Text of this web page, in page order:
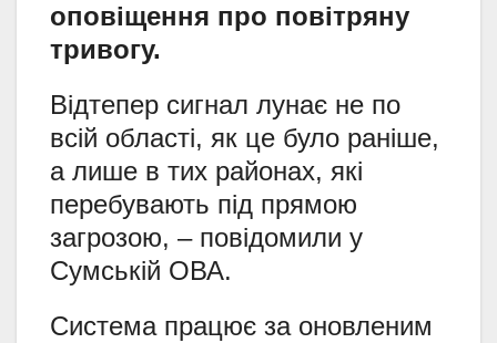
оповіщення про повітряну
тривогу.
Відтепер сигнал лунає не по
всій області, як це було раніше,
а лише в тих районах, які
перебувають під прямою
загрозою, – повідомили у
Сумській ОВА.
Система працює за оновленим